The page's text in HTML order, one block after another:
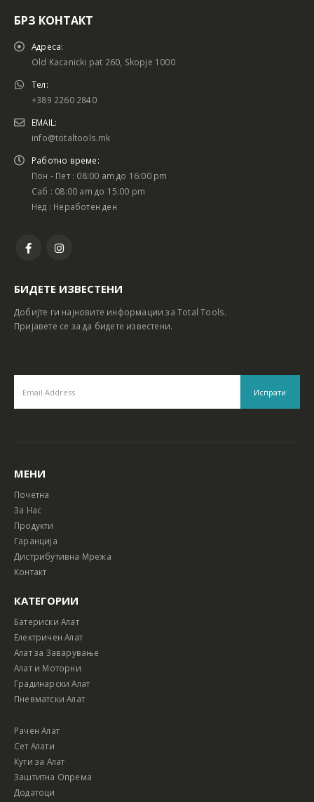
Батериски сет
Батериски сет Ротирачки Чекан и Бормашина 20V
БРЗ КОНТАКТ
Адреса:
Old Kacanicki pat 260, Skopje 1000
Тел:
+389 2260 2840
EMAIL:
info@totaltools.mk
Работно време:
Пон - Пет : 08:00 am до 16:00 pm
Саб : 08:00 am до 15:00 pm
Нед : Неработен ден
БИДЕТЕ ИЗВЕСТЕНИ
Добијте ги најновите информации за Total Tools.
Пријавете се за да бидете известени.
МЕНИ
Почетна
За Нас
Продукти
Гаранција
Дистрибутивна Мрежа
Контакт
КАТЕГОРИИ
Батериски Алат
Електричен Алат
Алат за Заварување
Алат и Моторни
Градинарски Алат
Пневматски Алат
Рачен Алат
Сет Алати
Кути за Алат
Заштитна Опрема
Додатоци